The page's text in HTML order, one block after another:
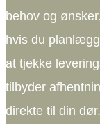
behov og
hvis du
at tjekke
tilbyder
direkte til din dør.